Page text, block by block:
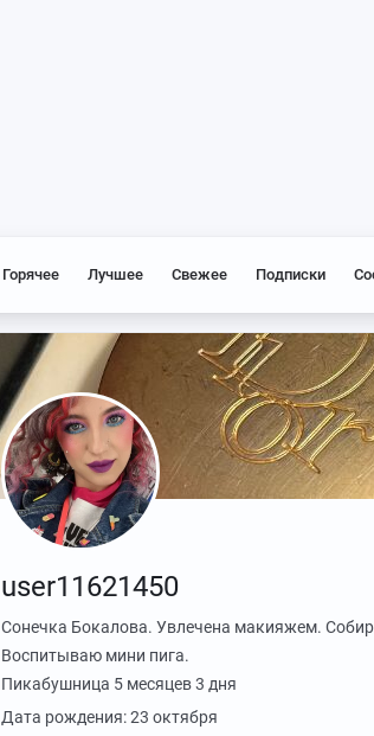
Горячее Лучшее Свежее Подписки
user11621450
Сонечка Бокалова. Увлечена макияжем.
Воспитываю мини пига.
Пикабушница 5 месяцев 3 дня
Дата рождения: 23 октября